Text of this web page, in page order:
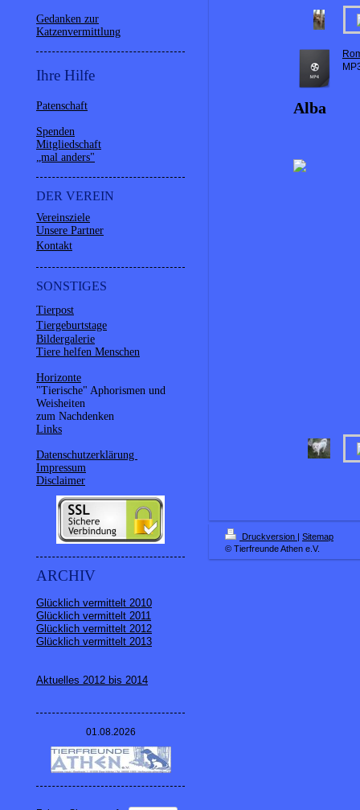
Gedanken zur
Katzenvermittlung
Ihre Hilfe
Patenschaft
Spenden
Mitgliedschaft
„mal anders"
DER VEREIN
Vereinsziele
Unsere Partner
Kontakt
SONSTIGES
Tierpost
Tiergeburtstage
Bildergalerie
Tiere helfen Menschen
Horizonte
"Tierische" Aphorismen und
Weisheiten
zum Nachdenken
Links
Datenschutzerklärung
Impressum
Disclaimer
ARCHIV
Glücklich vermittelt 2010
Glücklich vermittelt 2011
Glücklich vermittelt 2012
Glücklich vermittelt 2013
Aktuelles 2012 bis 2014
01.08.2026
Alba
Druckversion | Sitemap
© Tierfreunde Athen e.V.